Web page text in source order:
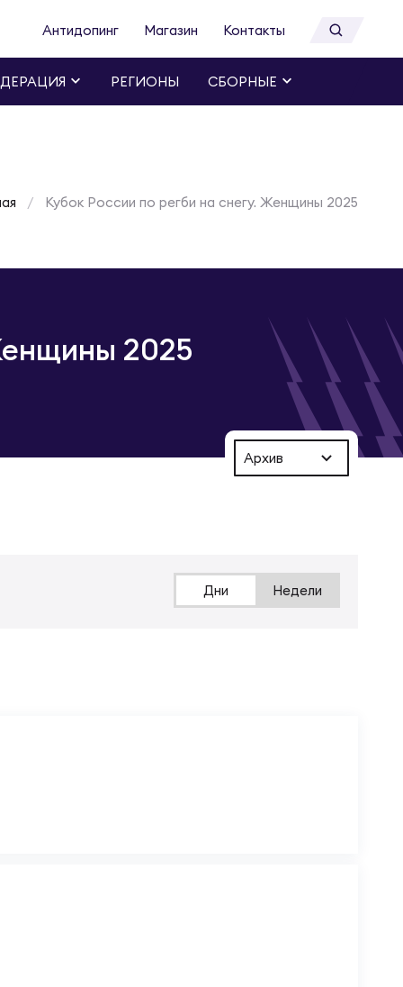
Антидопинг Магазин Контакты
РЕГИОНЫ СБОРНЫЕ
Кубок России по регби на снегу. Женщины 2025
2025
Архив
Дни Недели